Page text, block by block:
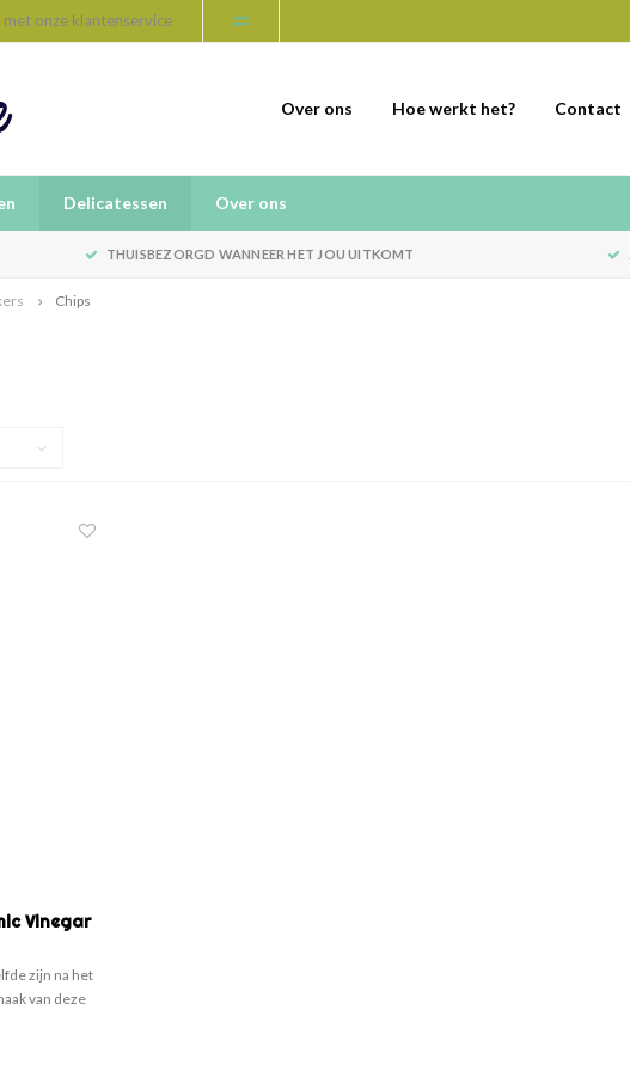
onze klantenservice
Over ons Hoe werkt het? Contact
Delicatessen Over ons
THUISBEZORGD WANNEER HET JOU UITKOMT
Chips
Vinegar
zijn na het
van deze
zorgvuldig